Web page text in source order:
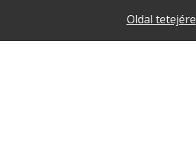
Oldal tetejére